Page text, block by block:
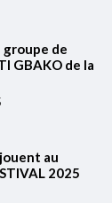
de
GBAKO de la
2025
au
2025